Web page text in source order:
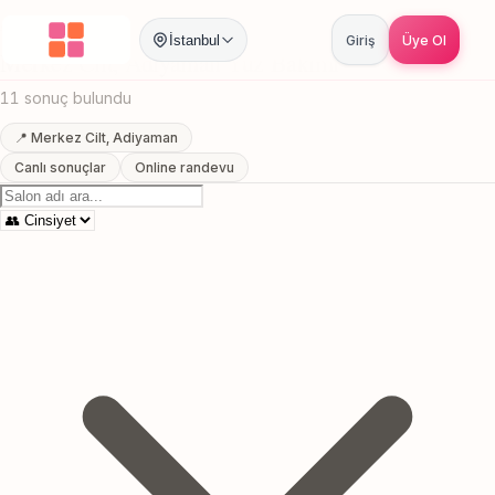
İstanbul Giriş Üye Ol
Anasayfa / Adiyaman / Merkez Cilt Yuz Bakimi
Merkez Cilt, Adiyaman Yuz Bakimi
11 sonuç bulundu
📍 Merkez Cilt, Adiyaman
Canlı sonuçlar
Online randevu